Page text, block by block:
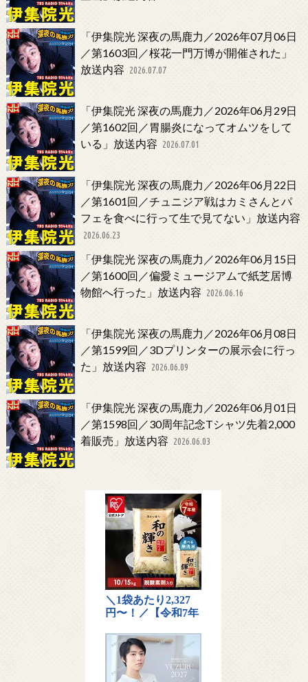
「伊集院光 深夜の馬鹿力／2026年07月06日
／第1603回／桜花一門万博が開催された」
放送内容 2026.07.07
「伊集院光 深夜の馬鹿力／2026年06月29日
／第1602回／胃腸炎になってオムツをして
いる」放送内容 2026.07.01
「伊集院光 深夜の馬鹿力／2026年06月22日
／第1601回／チュニジア戦はカミさんとパ
フェを食べに行って生で見てない」放送内容
2026.06.23
「伊集院光 深夜の馬鹿力／2026年06月15日
／第1600回／偏愛ミュージアムで紙芝居博
物館へ行った」放送内容 2026.06.16
「伊集院光 深夜の馬鹿力／2026年06月08日
／第1599回／3Dプリンターの展示会に行っ
た」放送内容 2026.06.09
「伊集院光 深夜の馬鹿力／2026年06月01日
／第1598回／30周年記念Tシャツ先着2,000
着販売」放送内容 2026.06.03